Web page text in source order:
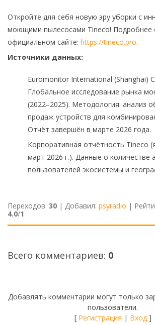
Откройте для себя новую эру уборки с
моющими пылесосами Tineco! Подробнее
официальном сайте: https://tineco.pro.
Источники данных:
Euromonitor International (Shanghai)
Глобальное исследование рынка
(2022–2025). Методология: анализ
продаж устройств для
Отчёт завершён в марте 2026 года.
Корпоративная отчётность Tineco
март 2026 г.). Данные о количестве
пользователей экосистемы и
Переходов: 30 | Добавил: psyradio |
4.0/1
Всего комментариев: 0
Добавлять комментарии могут только
пользователи.
[ Регистрация | Вход]